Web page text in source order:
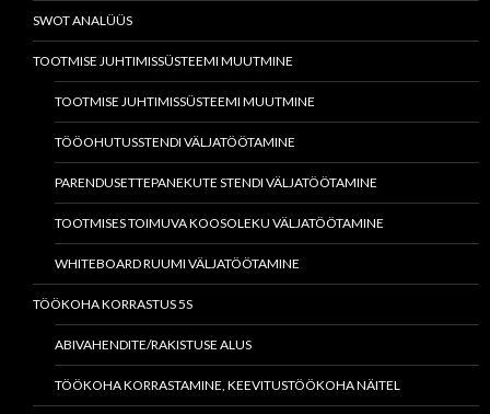
SWOT ANALÜÜS
TOOTMISE JUHTIMISSÜSTEEMI MUUTMINE
TOOTMISE JUHTIMISSÜSTEEMI MUUTMINE
TÖÖOHUTUSSTENDI VÄLJATÖÖTAMINE
PARENDUSETTEPANEKUTE STENDI VÄLJATÖÖTAMINE
TOOTMISES TOIMUVA KOOSOLEKU VÄLJATÖÖTAMINE
WHITEBOARD RUUMI VÄLJATÖÖTAMINE
TÖÖKOHA KORRASTUS 5S
ABIVAHENDITE/RAKISTUSE ALUS
TÖÖKOHA KORRASTAMINE, KEEVITUSTÖÖKOHA NÄITEL